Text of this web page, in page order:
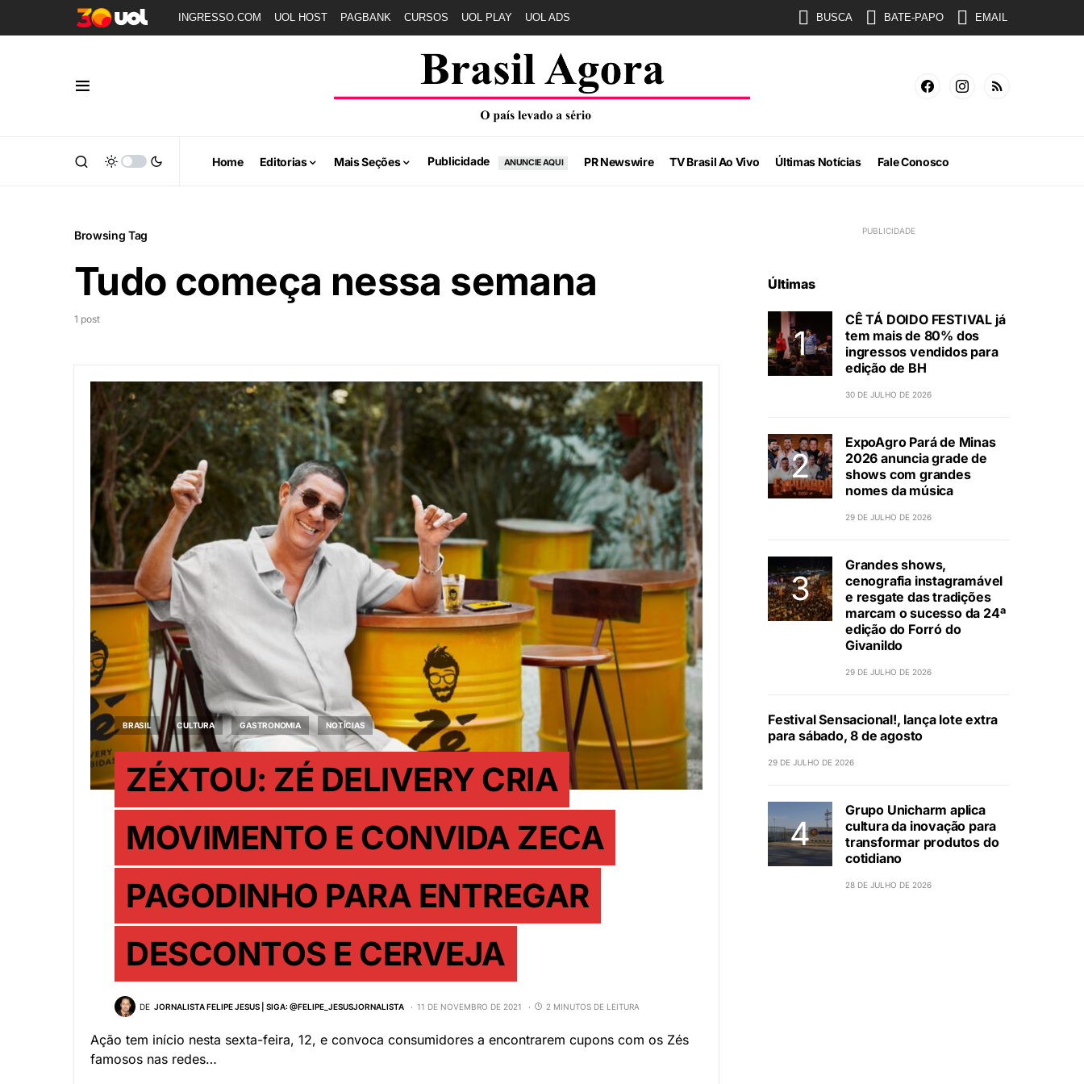
INGRESSO.COM UOL HOST PAGBANK CURSOS UOL PLAY UOL ADS BUSCA BATE-PAPO EMAIL
Home Editorias Mais Seções Publicidade ANUNCIE AQUI PR Newswire TV Brasil Ao Vivo Últimas Notícias Fale Conosco
Browsing Tag
Tudo começa nessa semana
1 post
BRASIL CULTURA GASTRONOMIA NOTÍCIAS
ZÉXTOU: ZÉ DELIVERY CRIA
MOVIMENTO E CONVIDA ZECA
PAGODINHO PARA ENTREGAR
DESCONTOS E CERVEJA
DE JORNALISTA FELIPE JESUS | SIGA: @FELIPE_JESUSJORNALISTA 11 DE NOVEMBRO DE 2021 2 MINUTOS DE LEITURA
Ação tem início nesta sexta-feira, 12, e convoca consumidores a encontrarem cupons com os Zés
famosos nas redes…
Últimas
CÊ TÁ DOIDO FESTIVAL já
tem mais de 80% dos
ingressos vendidos para
edição de BH
30 DE JULHO DE 2026
ExpoAgro Pará de Minas
2026 anuncia grade de
shows com grandes
nomes da música
29 DE JULHO DE 2026
Grandes shows,
cenografia instagramável
e resgate das tradições
marcam o sucesso da 24ª
edição do Forró do
Givanildo
29 DE JULHO DE 2026
Festival Sensacional!, lança lote extra
para sábado, 8 de agosto
29 DE JULHO DE 2026
Grupo Unicharm aplica
cultura da inovação para
transformar produtos do
cotidiano
28 DE JULHO DE 2026